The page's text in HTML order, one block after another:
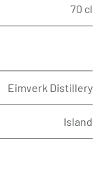
70 cl
Eimverk Distillery
Island